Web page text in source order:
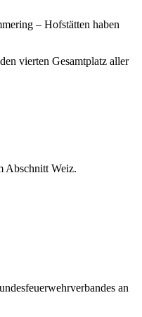
– Hofstätten haben
vierten Gesamtplatz aller
Abschnitt Weiz.
an